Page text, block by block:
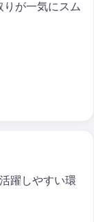
りが一気にスム
躍しやすい環